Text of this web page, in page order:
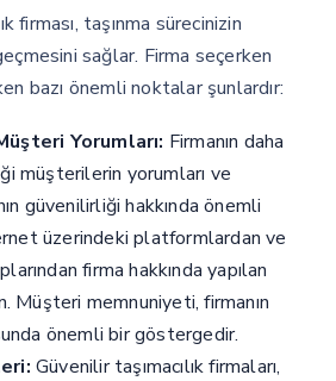
firması, taşınma sürecinizin
sağlar. Firma seçerken
bazı önemli noktalar şunlardır:
Yorumları: Firmanın daha
müşterilerin yorumları ve
güvenilirliği hakkında önemli
üzerindeki platformlardan ve
firma hakkında yapılan
Müşteri memnuniyeti, firmanın
önemli bir göstergedir.
Güvenilir taşımacılık firmaları,